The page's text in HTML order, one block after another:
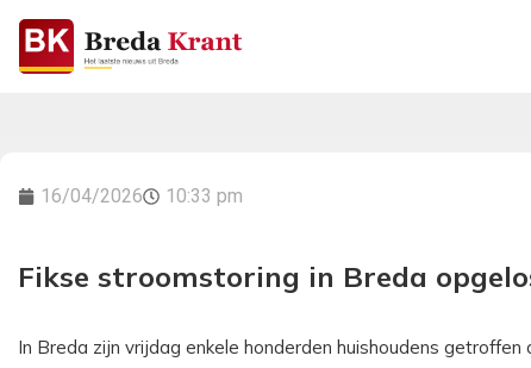
16/04/2026 10:33 pm
Fikse stroomstoring in Breda
In Breda zijn vrijdag enkele honderden huishoudens